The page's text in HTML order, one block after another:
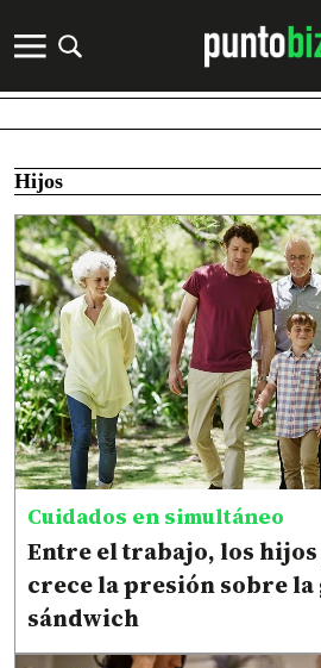
Hijos
Cuidados en simultáneo
Entre el trabajo, los
crece la presión sobre
sándwich